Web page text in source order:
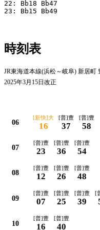
22: Bb18 Bb47
23: Bb15 Bb49
時刻表
JR東海道本線(浜松～岐阜) 新居町
2025年3月15日改正
06
[新快]大
16
[普]豊
37
[普]豊
58
07
[普]豊
23
[普]豊
36
[普]豊
54
08
[普]豊
12
[普]豊
26
[普]豊
48
09
[普]豊
07
[普]豊
25
[普]豊
39
[
10
[普]豊
16
[普]豊
40